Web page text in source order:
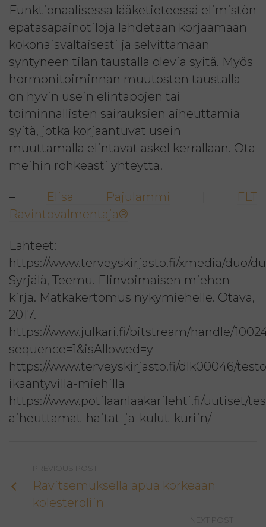
Funktionaalisessa lääketieteessä elimistön
epätasapainotiloja lähdetään korjaamaan
kokonaisvaltaisesti ja selvittämään
syntyneen tilan taustalla olevia syitä. Myös
hormonitoiminnan muutosten taustalla
on hyvin usein elintapojen tai
toiminnallisten sairauksien aiheuttamia
syitä, jotka korjaantuvat usein
muuttamalla elintavat askel kerrallaan. Ota
meihin rohkeasti yhteyttä!
– Elisa Pajulammi |
FLT
Ravintovalmentaja®
Lähteet:
https://www.terveyskirjasto.fi/xmedia/duo/
Syrjälä, Teemu. Elinvoimaisen miehen
kirja. Matkakertomus nykymiehelle. Otava,
2017.
https://www.julkari.fi/bitstream/handle/
sequence=1&isAllowed=y
https://www.terveyskirjasto.fi/dlk00046/
ikaantyvilla-miehilla
https://www.potilaanlaakarilehti.fi/uutiset/
aiheuttamat-haitat-ja-kulut-kuriin/
PREVIOUS POST
Ravitsemuksella apua korkeaan
kolesteroliin
NEXT POST